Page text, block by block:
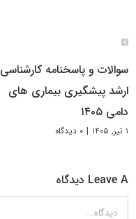
سوالات و پاسخنامه کارشناسی
ارشد پیشگیری بیماری های
دامی ۱۴۰۵
۱ تیر, ۱۴۰۵ | ۰ دیدگاه
Leave A دیدگاه
دیدگاه